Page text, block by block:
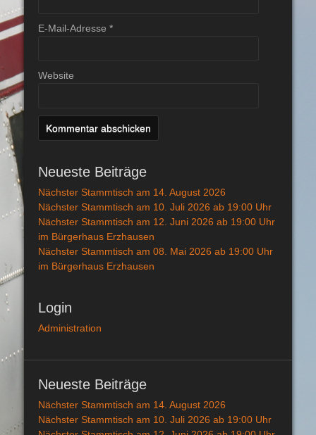
E-Mail-Adresse *
Website
Neueste Beiträge
Nächster Stammtisch am 14. August 2026
Nächster Stammtisch am 10. Juli 2026 ab 19:00 Uhr
Nächster Stammtisch am 12. Juni 2026 ab 19:00 Uhr
im Bürgerhaus Erzhausen
Nächster Stammtisch am 08. Mai 2026 ab 19:00 Uhr
im Bürgerhaus Erzhausen
Login
Administration
Neueste Beiträge
Nächster Stammtisch am 14. August 2026
Nächster Stammtisch am 10. Juli 2026 ab 19:00 Uhr